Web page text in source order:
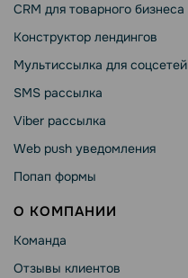
CRM для товарного бизнеса
Конструктор лендингов
Мультиссылка для соцсетей
SMS рассылка
Viber рассылка
Web push уведомления
Попап формы
О КОМПАНИИ
Команда
Отзывы клиентов